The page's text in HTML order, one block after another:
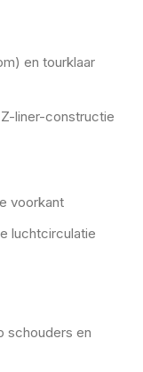
en tourklaar
liner-constructie
voorkant
luchtcirculatie
schouders en